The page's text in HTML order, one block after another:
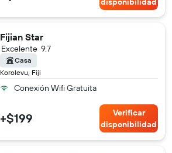
Fijian Star
Korolevu, Fiji
9.7
Excelente
Casa
Conexión Wifi Gratuita
+$199
Verificar
disponibilidad